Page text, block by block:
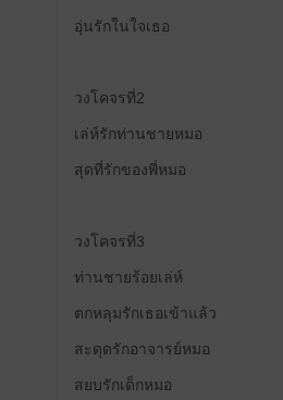
อุ่นรักในใจเธอ
วงโคจรที่2
เล่ห์รักท่านชายหมอ
สุดที่รักของพี่หมอ
วงโคจรที่3
ท่านชายร้อยเล่ห์
ตกหลุมรักเธอเข้าแล้ว
สะดุดรักอาจารย์หมอ
สยบรักเด็กหมอ